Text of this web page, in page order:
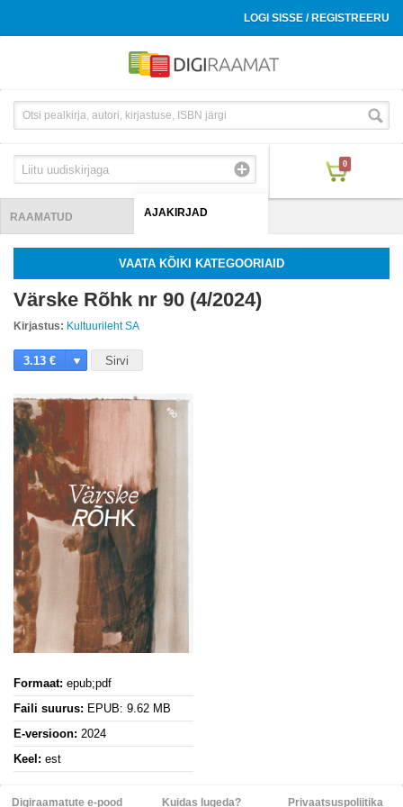
LOGI SISSE / REGISTREERU
0
RAAMATUD AJAKIRJAD
VAATA KÕIKI KATEGOORIAID
Värske Rõhk nr 90 (4/2024)
Kirjastus: Kultuurileht SA
3.13 € Sirvi
Formaat: epub;pdf
Faili suurus: EPUB: 9.62 MB
E-versioon: 2024
Keel: est
Digiraamatute e-pood Kuidas lugeda? Privaatsuspoliitika